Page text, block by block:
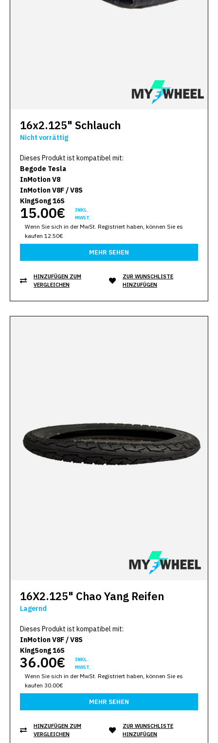
16x2.125" Schlauch
Nicht vorrättig
Dieses Produkt ist kompatibel mit:
Begode Tesla
InMotion V8
InMotion V8F / V8S
KingSong 16S
15.00€
INKL.
MWST.
Wenn Sie sich in der MwSt. Registriert haben, können Sie es
kaufen 12.50€
MEHR SEHEN
HINZUFÜGEN ZUM
VERGLEICHEN
ZUR WUNSCHLISTE
HINZUFÜGEN
16X2.125" Chao Yang Reifen
Lagernd
Dieses Produkt ist kompatibel mit:
InMotion V8F / V8S
KingSong 16S
36.00€
INKL.
MWST.
Wenn Sie sich in der MwSt. Registriert haben, können Sie es
kaufen 30.00€
MEHR SEHEN
HINZUFÜGEN ZUM
VERGLEICHEN
ZUR WUNSCHLISTE
HINZUFÜGEN